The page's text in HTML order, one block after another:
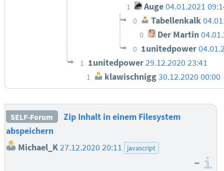
1 Auge04.01.2021
0 Tabellenkalk
0 Der Martin
0 1unitedpower
1 1unitedpower29.12.2020 23:41
1 klawischnigg30.12.2020 00:00
SELF-Forum
Zip Inhalt in einem Filesystem
abspeichern
Michael_K 27.12.2020 20:11 javascript
–